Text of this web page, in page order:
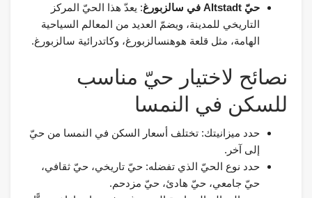
حيّ Altstadt في سالزبورغ
: يعدّ هذا الحيّ المركز
التاريخي للمدينة، ويضمّ العديد من المعالم السياحية
الهامة، مثل قلعة هوهنسالزبورغ، وكاتدرائية سالزبورغ.
نصائح لاختيار حيّ مناسب
للسكن في النمسا
حدد ميزانيتك: تختلف أسعار السكن في النمسا من حيّ
إلى آخر.
حدد نوع الحيّ الذي تفضله: حيّ تاريخي، حيّ ثقافي،
حيّ جامعي، حيّ هادئ، حيّ مزدحم.